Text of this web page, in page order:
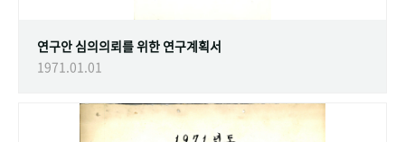
연구안 심의의뢰를 위한 연구계획서
1971.01.01